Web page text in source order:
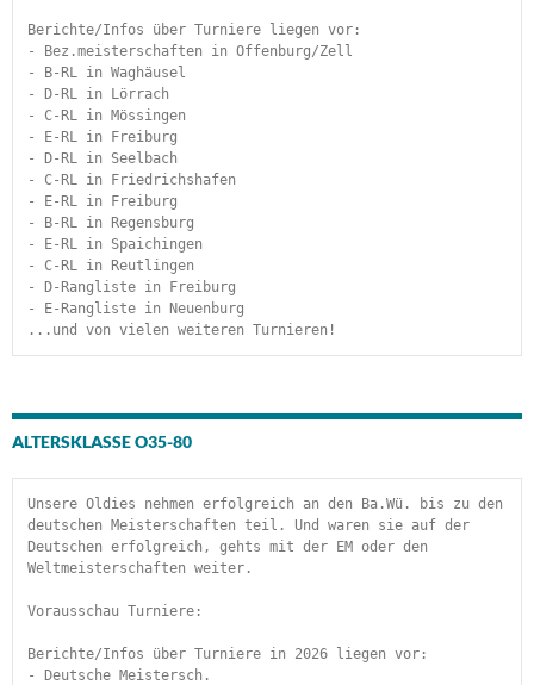
Berichte/Infos über Turniere liegen vor:
- Bez.meisterschaften in Offenburg/Zell
- B-RL in Waghäusel
- D-RL in Lörrach
- C-RL in Mössingen
- E-RL in Freiburg
- D-RL in Seelbach
- C-RL in Friedrichshafen
- E-RL in Freiburg
- B-RL in Regensburg
- E-RL in Spaichingen
- C-RL in Reutlingen
- D-Rangliste in Freiburg
- E-Rangliste in Neuenburg
...und von vielen weiteren Turnieren!
ALTERSKLASSE O35-80
Unsere Oldies nehmen erfolgreich an den Ba.Wü. bis zu den
deutschen Meisterschaften teil. Und waren sie auf der
Deutschen erfolgreich, gehts mit der EM oder den
Weltmeisterschaften weiter.
Vorausschau Turniere:
Berichte/Infos über Turniere in 2026 liegen vor:
- Deutsche Meistersch.